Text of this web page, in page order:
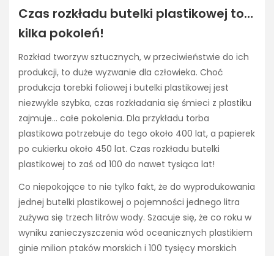
Czas rozkładu butelki plastikowej to…
kilka pokoleń!
Rozkład tworzyw sztucznych, w przeciwieństwie do ich
produkcji, to duże wyzwanie dla człowieka. Choć
produkcja torebki foliowej i butelki plastikowej jest
niezwykle szybka, czas rozkładania się śmieci z plastiku
zajmuje… całe pokolenia. Dla przykładu torba
plastikowa potrzebuje do tego około 400 lat, a papierek
po cukierku około 450 lat. Czas rozkładu butelki
plastikowej to zaś od 100 do nawet tysiąca lat!
Co niepokojące to nie tylko fakt, że do wyprodukowania
jednej butelki plastikowej o pojemności jednego litra
zużywa się trzech litrów wody. Szacuje się, że co roku w
wyniku zanieczyszczenia wód oceanicznych plastikiem
ginie milion ptaków morskich i 100 tysięcy morskich